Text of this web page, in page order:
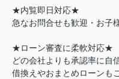
★内覧即日対応★
急なお問合せも歓迎・お子
★ローン審査に柔軟対応★
どの会社よりも承認率に自
借換えやおまとめローンも